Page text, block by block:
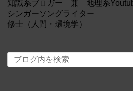
知識系ブロガー 兼 地理系
シンガーソングライター
修士（人間・環境学）